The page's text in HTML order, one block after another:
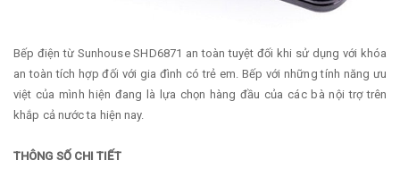
Bếp điện từ Sunhouse SHD6871 an toàn tuyệt đối khi sử dụng với khóa
an toàn tích hợp đối với gia đình có trẻ em. Bếp với những tính năng ưu
việt của mình hiện đang là lựa chọn hàng đầu của các bà nội trợ trên
khắp cả nước ta hiện nay.
THÔNG SỐ CHI TIẾT